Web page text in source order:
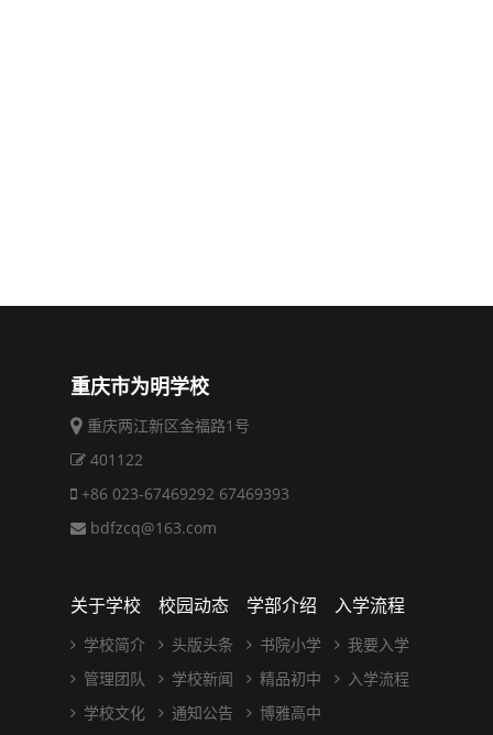
重庆市为明学校
重庆两江新区金福路1号
401122
+86 023-67469292 67469393
bdfzcq@163.com
关于学校
学校简介
管理团队
学校文化
校园动态
头版头条
学校新闻
通知公告
学部介绍
书院小学
精品初中
博雅高中
入学流程
我要入学
入学流程